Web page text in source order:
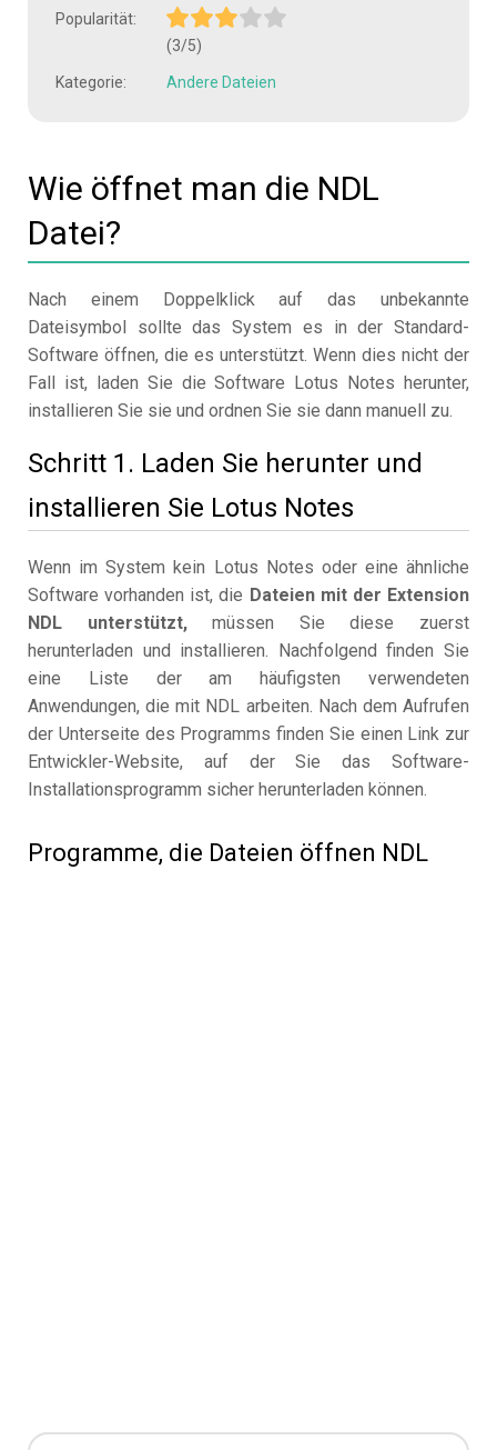
Popularität:
(3/5)
Kategorie: Andere Dateien
Wie öffnet man die NDL
Datei?
Nach einem Doppelklick auf das unbekannte
Dateisymbol sollte das System es in der Standard-
Software öffnen, die es unterstützt. Wenn dies nicht der
Fall ist, laden Sie die Software Lotus Notes herunter,
installieren Sie sie und ordnen Sie sie dann manuell zu.
Schritt 1. Laden Sie herunter und
installieren Sie Lotus Notes
Wenn im System kein Lotus Notes oder eine ähnliche
Software vorhanden ist, die Dateien mit der Extension
NDL unterstützt,müssen Sie diese zuerst
herunterladen und installieren. Nachfolgend finden Sie
eine Liste der am häufigsten verwendeten
Anwendungen, die mit NDL arbeiten. Nach dem Aufrufen
der Unterseite des Programms finden Sie einen Link zur
Entwickler-Website, auf der Sie das Software-
Installationsprogramm sicher herunterladen können.
Programme, die Dateien öffnen NDL